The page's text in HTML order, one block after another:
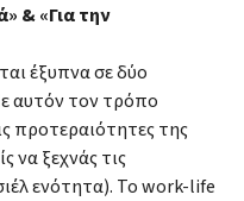
& «Για την
έξυπνα σε δύο
αυτόν τον τρόπο
προτεραιότητες της
να ξεχνάς τις
ενότητα). Το work-life